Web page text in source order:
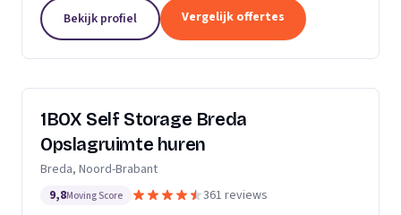
kleine verhuizingen.” Onze Kwaliteit is namelijk zo
ongelofelijk...
Bekijk profiel Vergelijk offertes
1BOX Self Storage Breda
Opslagruimte huren
Breda, Noord-Brabant
9,8Moving Score 361 reviews